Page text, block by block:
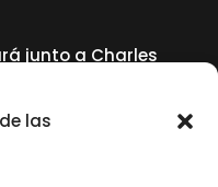
las
junto a Charles